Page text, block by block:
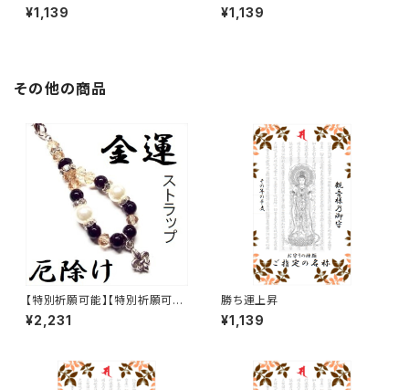
¥1,139 ¥1,139
その他の商品
【特別祈願可能】【特別祈願可
能】金運上昇&厄除け・シェルパ
ール オニキス 百合の紋章 チャ
¥2,231
勝ち運上昇
¥1,139